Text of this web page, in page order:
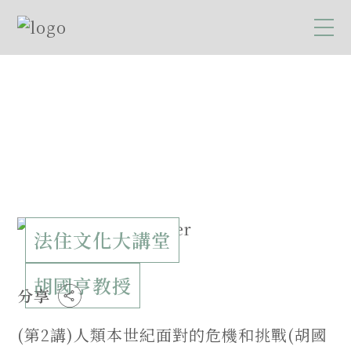
法住文化大講堂
胡國亨教授
分享
(第2講)人類本世紀面對的危機和挑戰(胡國